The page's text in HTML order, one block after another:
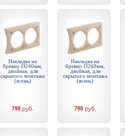
Накладка на
бревно Ø240мм,
двойная, для
скрытого монтажа
(ясень)
790 руб.
Накладка на
бревно Ø260мм,
двойная, для
скрытого монтажа
(ясень)
790 руб.